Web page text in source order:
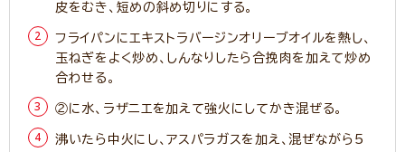
皮をむき、短めの斜め切りにする。
フライパンにエキストラバージンオリーブオイルを熱し、
玉ねぎをよく炒め、しんなりしたら合挽肉を加えて炒め
合わせる。
②に水、ラザニエを加えて強火にしてかき混ぜる。
沸いたら中火にし、アスパラガスを加え、混ぜながら5